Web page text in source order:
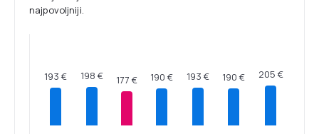
najpovoljniji.
193 € 198 € 177 € 190 € 193 € 190 € 205 €